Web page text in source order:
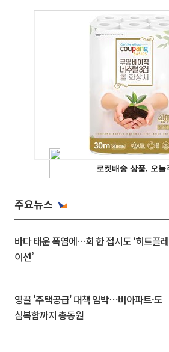
주요뉴스
바다 태운 폭염에…회 한 접시도 ‘히트플레
이션’
영끌 '주택공급' 대책 임박⋯비아파트·도
심복합까지 총동원